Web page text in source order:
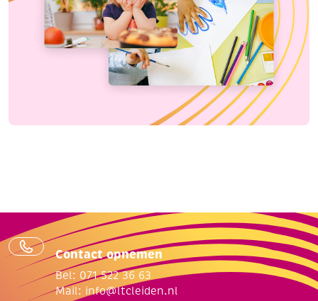
Contact opnemen
Bel: 071 522 36 63
Mail: info@ltcleiden.nl